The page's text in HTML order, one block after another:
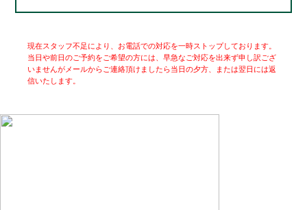
現在スタッフ不足により、お電話での対応を一時ストップしております。
当日や前日のご予約をご希望の方には、早急なご対応を出来ず申し訳ござ
いませんがメールからご連絡頂けましたら当日の夕方、または翌日には返
信いたします。